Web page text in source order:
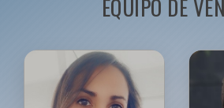
EQUIPO DE